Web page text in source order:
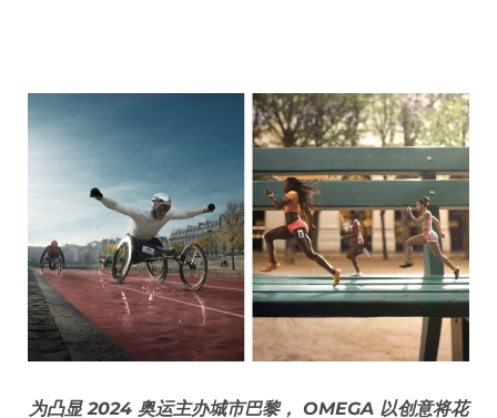
为凸显 2024 奥运主办城市巴黎， OMEGA 以创意将花